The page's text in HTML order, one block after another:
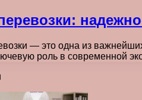
— это одна из
роль в современной